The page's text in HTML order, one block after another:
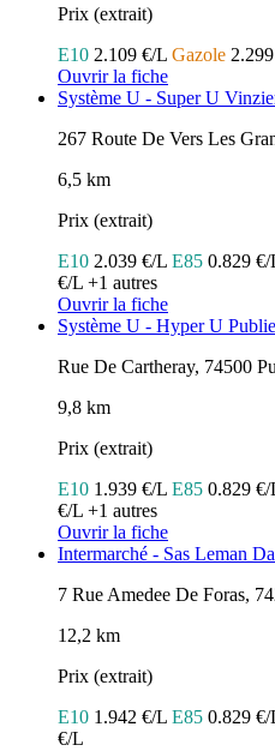
Prix (extrait)
E10 2.109 €/L Gazole
Ouvrir la fiche
Système U - Super U
267 Route De Vers Les
6,5 km
Prix (extrait)
E10 2.039 €/L E85 0.829 €/
€/L +1 autres
Ouvrir la fiche
Système U - Hyper U
Rue De Cartheray, 74500
9,8 km
Prix (extrait)
E10 1.939 €/L E85 0.829 €/
€/L +1 autres
Ouvrir la fiche
Intermarché - Sas Leman
7 Rue Amedee De Foras,
12,2 km
Prix (extrait)
E10 1.942 €/L E85 0.829 €/
€/L